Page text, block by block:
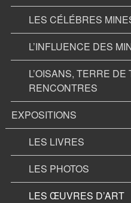
LES CÉLÉBRES
L’INFLUENCE DES
L’OISANS, TERRE
RENCONTRES
EXPOSITIONS
LES LIVRES
LES PHOTOS
LES ŒUVRES D’ART